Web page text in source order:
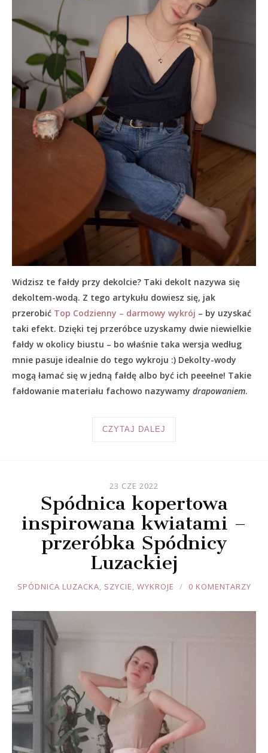
Widzisz te fałdy przy dekolcie? Taki dekolt nazywa się
dekoltem-wodą. Z tego artykułu dowiesz się, jak
przerobić Top Codzienny – darmowy wykrój – by uzyskać
taki efekt. Dzięki tej przeróbce uzyskamy dwie niewielkie
fałdy w okolicy biustu – bo właśnie taka wersja według
mnie pasuje idealnie do tego wykroju :) Dekolty-wody
mogą łamać się w jedną fałdę albo być ich peeełne! Takie
fałdowanie materiału fachowo nazywamy drapowaniem.
CZYTAJ DALEJ
23 CZE 2022
Spódnica kopertowa
inspirowana kwiatami –
przeróbka Spódnicy
Luzackiej
JOULE
SPÓDNICA LUZACKA, SZYCIE, WYKROJE 0 KOMENTARZY